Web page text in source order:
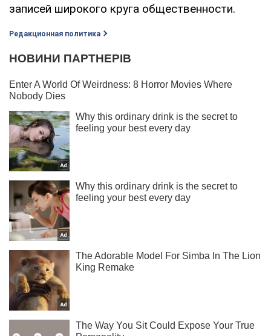
записей широкого круга общественности.
Редакционная политика